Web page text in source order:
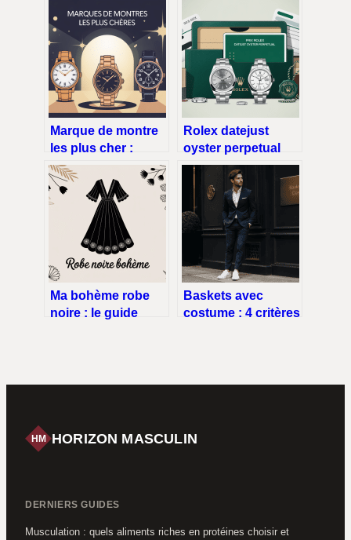
Marque de montre
les plus cher :
guide des maisons
d’exception
Rolex datejust
oyster perpetual
prix : guide complet
pour comprendre
les tarifs
Ma bohème robe
noire : le guide
Baskets avec
costume : 4 critères
HM HORIZON MASCULIN
DERNIERS GUIDES
Musculation : quels aliments riches en protéines choisir et